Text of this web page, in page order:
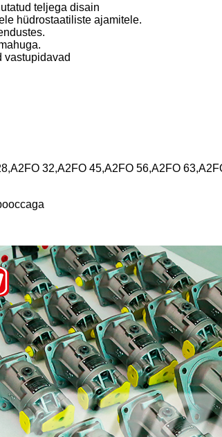
teljega disain
hüdrostaatiliste ajamitele.
vastupidavad
32,A2FO 45,A2FO 56,A2FO